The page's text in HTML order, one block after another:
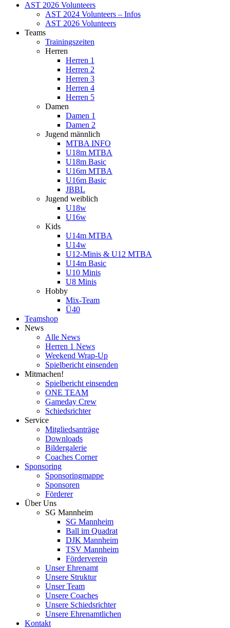
AST 2026 Volunteers
AST 2024 Volunteers – Infos
AST 2026 Volunteers
Teams
Trainingszeiten
Herren
Herren 1
Herren 2
Herren 3
Herren 4
Herren 5
Damen
Damen 1
Damen 2
Jugend männlich
MTBA INFO
U18m MTBA
U18m Basic
U16m MTBA
U16m Basic
JBBL
Jugend weiblich
U18w
U16w
Kids
U14m MTBA
U14w
U12-Minis & U12 MTBA
U14m Basic
U10 Minis
U8 Minis
Hobby
Mix-Team
Ü40
Teamshop
News
Alle News
Herren 1 News
Weekend Wrap-Up
Spielbericht einsenden
Mitmachen!
Spielbericht einsenden
ONE TEAM
Gameday Crew
Schiedsrichter
Service
Mitgliedsanträge
Downloads
Bildergalerie
Coaches Corner
Sponsoring
Sponsoringmappe
Sponsoren
Förderer
Über Uns
SG Mannheim
SG Mannheim
Ball im Quadrat
DJK Mannheim
TSV Mannheim
Förderverein
Unser Ehrenamt
Unsere Struktur
Unser Team
Unsere Coaches
Unsere Schiedsrichter
Unsere Ehrenamtlichen
Kontakt